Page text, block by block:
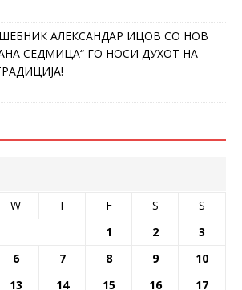
АЛЕКСАНДАР ИЦОВ СО НОВ
СЕДМИЦА“ ГО НОСИ ДУХОТ НА
W T F S
S
1
2
3
6 7 8 9
10
13 14 15 16 17